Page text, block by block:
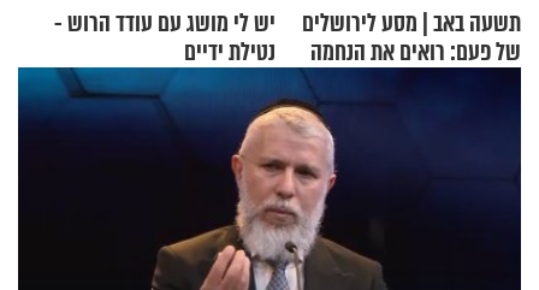
תשעה באב | מסע לירושלים
של פעם: רואים את הנחמה
יש לי מושג עם עודד הרוש -
נטילת ידיים